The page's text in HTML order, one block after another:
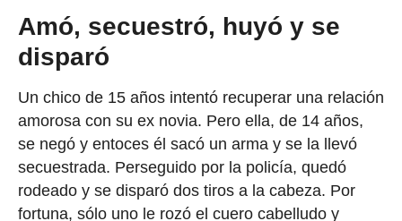
Amó, secuestró, huyó y se
disparó
Un chico de 15 años intentó recuperar una relación
amorosa con su ex novia. Pero ella, de 14 años,
se negó y entoces él sacó un arma y se la llevó
secuestrada. Perseguido por la policía, quedó
rodeado y se disparó dos tiros a la cabeza. Por
fortuna, sólo uno le rozó el cuero cabelludo y